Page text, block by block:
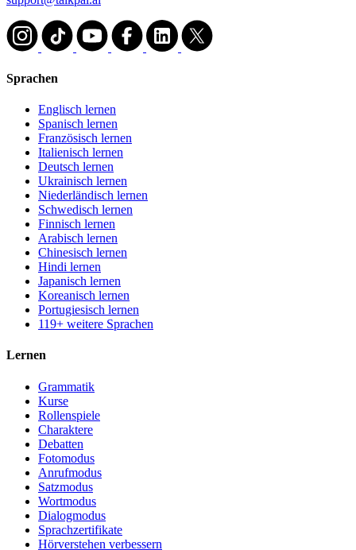
Sprachen
Englisch lernen
Spanisch lernen
Französisch lernen
Italienisch lernen
Deutsch lernen
Ukrainisch lernen
Niederländisch lernen
Schwedisch lernen
Finnisch lernen
Arabisch lernen
Chinesisch lernen
Hindi lernen
Japanisch lernen
Koreanisch lernen
Portugiesisch lernen
119+ weitere Sprachen
Lernen
Grammatik
Kurse
Rollenspiele
Charaktere
Debatten
Fotomodus
Anrufmodus
Satzmodus
Wortmodus
Dialogmodus
Sprachzertifikate
Hörverstehen verbessern